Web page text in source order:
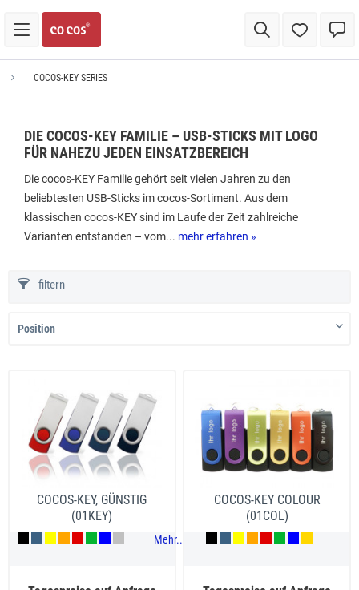
COCOS-KEY SERIES
DIE COCOS-KEY FAMILIE – USB-STICKS MIT LOGO
FÜR NAHEZU JEDEN EINSATZBEREICH
Die cocos-KEY Familie gehört seit vielen Jahren zu den
beliebtesten USB-Sticks im cocos-Sortiment. Aus dem
klassischen cocos-KEY sind im Laufe der Zeit zahlreiche
Varianten entstanden – vom... mehr erfahren »
filtern
COCOS-KEY, GÜNSTIG
(01KEY)
Mehr...
COCOS-KEY COLOUR
(01COL)